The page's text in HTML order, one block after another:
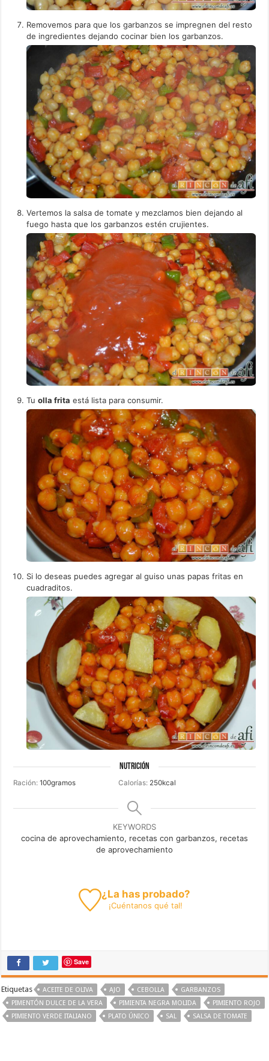
Removemos para que los garbanzos se impregnen del resto
de ingredientes dejando cocinar bien los garbanzos.
Vertemos la salsa de tomate y mezclamos bien dejando al
fuego hasta que los garbanzos estén crujientes.
Tuolla frita está lista para consumir.
Si lo deseas puedes agregar al guiso unas papas fritas en
cuadraditos.
NUTRICIÓN
Ración:100gramos Calorías: 250kcal
KEYWORDS
cocina de aprovechamiento, recetas con garbanzos, recetas
de aprovechamiento
¿La has probado?
¡Cuéntanos qué tal!
Save
Etiquetas ACEITE DE OLIVA AJO CEBOLLA
GARBANZOS
PIMENTÓN DULCE DE LA VERA
PIMIENTA NEGRA MOLIDA
PIMIENTO ROJO
PIMIENTO VERDE ITALIANO
PLATO ÚNICO SAL SALSA DE TOMATE